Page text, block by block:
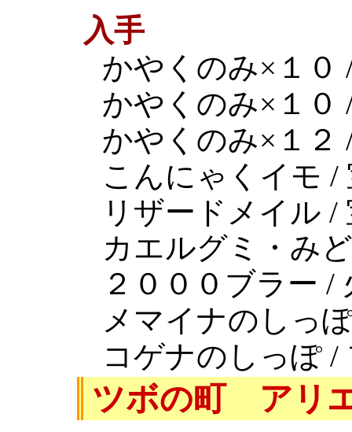
入手
かやくのみ×１０
かやくのみ×１０
かやくのみ×１２
こんにゃくイモ /
リザードメイル /
カエルグミ・み
２０００ブラー /
メマイナのしっ
コゲナのしっぽ /
ツボの町 アリ